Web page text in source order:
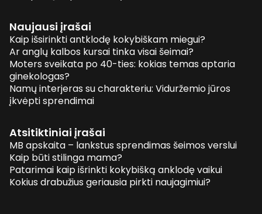
Naujausi įrašai
Kaip išsirinkti antklodę kokybiškam miegui?
Ar anglų kalbos kursai tinka visai šeimai?
Moters sveikata po 40-ties: kokias temas aptaria
ginekologas?
Namų interjeras su charakteriu: Viduržemio jūros
įkvėpti sprendimai
Atsitiktiniai įrašai
MB apskaita – lankstus sprendimas šeimos verslui
Kaip būti stilinga mama?
Patarimai kaip išrinkti kokybišką anklodę vaikui
Kokius drabužius geriausia pirkti naujagimiui?